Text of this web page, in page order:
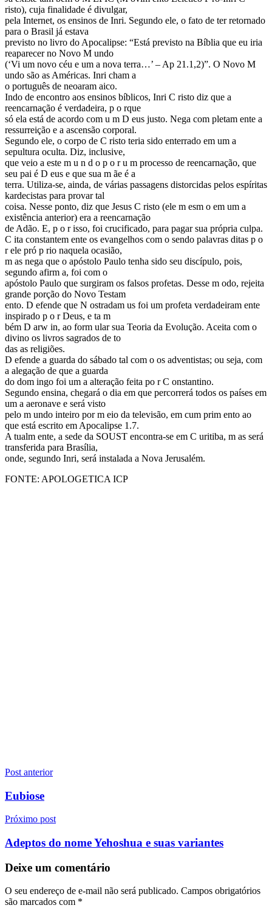
risto), cuja finalidade é divulgar,
pela Internet, os ensinos de Inri. Segundo ele, o fato de ter retornado
para o Brasil já estava
previsto no livro do Apocalipse: “Está previsto na Bíblia que eu iria
reaparecer no Novo M undo
(‘Vi um novo céu e um a nova terra…’ – Ap 21.1,2)”. O Novo M
undo são as Américas. Inri cham a
o português de neoaram aico.
Indo de encontro aos ensinos bíblicos, Inri C risto diz que a
reencarnação é verdadeira, p o rque
só ela está de acordo com u m D eus justo. Nega com pletam ente a
ressurreição e a ascensão corporal.
Segundo ele, o corpo de C risto teria sido enterrado em um a
sepultura oculta. Diz, inclusive,
que veio a este m u n d o p o r u m processo de reencarnação, que
seu pai é D eus e que sua m ãe é a
terra. Utiliza-se, ainda, de várias passagens distorcidas pelos espíritas
kardecistas para provar tal
coisa. Nesse ponto, diz que Jesus C risto (ele m esm o em um a
existência anterior) era a reencarnação
de Adão. E, p o r isso, foi crucificado, para pagar sua própria culpa.
C ita constantem ente os evangelhos com o sendo palavras ditas p o
r ele pró p rio naquela ocasião,
m as nega que o apóstolo Paulo tenha sido seu discípulo, pois,
segundo afirm a, foi com o
apóstolo Paulo que surgiram os falsos profetas. Desse m odo, rejeita
grande porção do Novo Testam
ento. D efende que N ostradam us foi um profeta verdadeiram ente
inspirado p o r Deus, e ta m ­
bém D arw in, ao form ular sua Teoria da Evolução. Aceita com o
divino os livros sagrados de to ­
das as religiões.
D efende a guarda do sábado tal com o os adventistas; ou seja, com
a alegação de que a guarda
do dom ingo foi um a alteração feita po r C onstantino.
Segundo ensina, chegará o dia em que percorrerá todos os países em
um a aeronave e será visto
pelo m undo inteiro por m eio da televisão, em cum prim ento ao
que está escrito em Apocalipse 1.7.
A tualm ente, a sede da SOUST encontra-se em C uritiba, m as será
transferida para Brasília,
onde, segundo Inri, será instalada a Nova Jerusalém.
FONTE: APOLOGETICA ICP
Navegação
de
Post anterior
Eubiose
Próximo post
Adeptos do nome Yehoshua e suas variantes
Deixe um comentário
O seu endereço de e-mail não será publicado. Campos obrigatórios
são marcados com *